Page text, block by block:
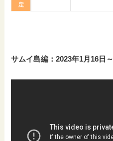
定
サムイ島編：2023年1月16日～